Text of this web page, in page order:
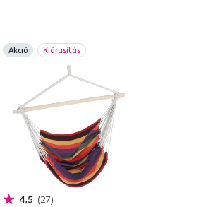
Akció Kiárusítás
4,5 27